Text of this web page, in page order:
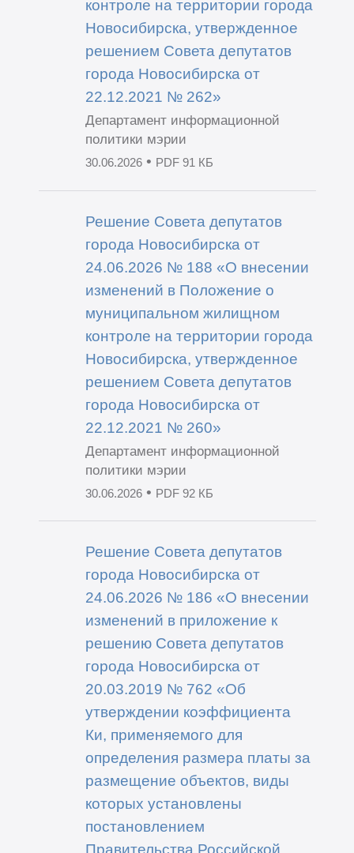
контроле на территории города
Новосибирска, утвержденное
решением Совета депутатов
города Новосибирска от
22.12.2021 № 262»
Департамент информационной
политики мэрии
30.06.2026• PDF 91 КБ
Решение Совета депутатов
города Новосибирска от
24.06.2026 № 188 «О внесении
изменений в Положение о
муниципальном жилищном
контроле на территории города
Новосибирска, утвержденное
решением Совета депутатов
города Новосибирска от
22.12.2021 № 260»
Департамент информационной
политики мэрии
30.06.2026• PDF 92 КБ
Решение Совета депутатов
города Новосибирска от
24.06.2026 № 186 «О внесении
изменений в приложение к
решению Совета депутатов
города Новосибирска от
20.03.2019 № 762 «Об
утверждении коэффициента
Ки, применяемого для
определения размера платы за
размещение объектов, виды
которых установлены
постановлением
Правительства Российской